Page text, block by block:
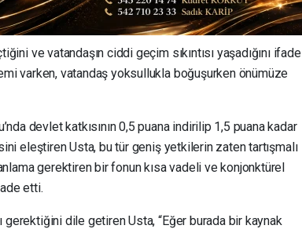
ve vatandaşın ciddi geçim sıkıntısı yaşadığını ifade
varken, vatandaş yoksullukla boğuşurken önümüze
devlet katkısının 0,5 puana indirilip 1,5 puana kadar
eleştiren Usta, bu tür geniş yetkilerin zaten tartışmalı
gerektiren bir fonun kısa vadeli ve konjonktürel
etti.
gerektiğini dile getiren Usta, “Eğer burada bir kaynak